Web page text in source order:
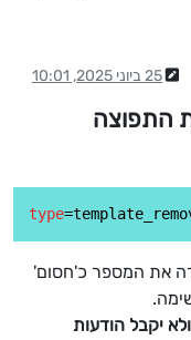
25 ביוני 2025, 10:01
התפוצה
type
את המספר כ'חסום'
יקבל הודעות